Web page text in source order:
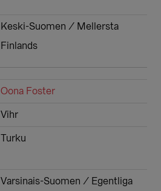
Keski-Suomen / Mellersta
Finlands
Oona Foster
Vihr
Turku
Varsinais-Suomen / Egentliga